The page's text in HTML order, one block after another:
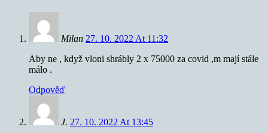
Milan 27. 10. 2022 At 11:32
Aby ne , když vloni shrábly 2 x 75000 za covid ,m mají stále
málo .
Odpověď
J. 27. 10. 2022 At 13:45